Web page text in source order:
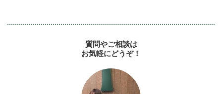
質問やご相談は
お気軽にどうぞ！